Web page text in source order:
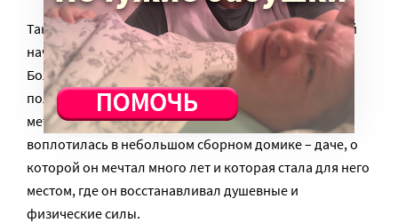
Так родился его метод операций на легких, который
начали внедрять и в других клиниках страны.
Больные, которые еще недавно были обречены,
получали надежду на спасение. За разработку этого
метода Бакулев получил Госпремию, которая
воплотилась в небольшом сборном домике – даче, о
которой он мечтал много лет и которая стала для него
местом, где он восстанавливал душевные и
физические силы.